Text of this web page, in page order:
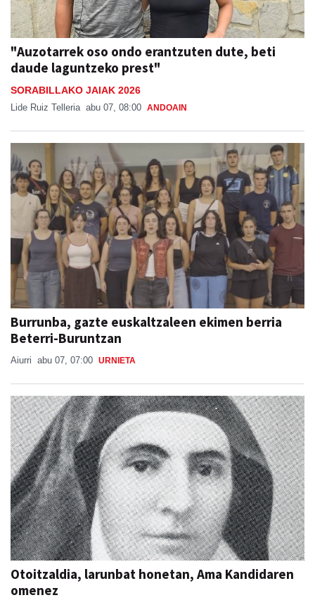
"Auzotarrek oso ondo erantzuten dute, beti
daude laguntzeko prest"
SORABILLAKO JAIAK 2026
Lide Ruiz Telleria abu 07, 08:00 ANDOAIN
Burrunba, gazte euskaltzaleen ekimen berria
Beterri-Buruntzan
Aiurri abu 07, 07:00 URNIETA
Otoitzaldia, larunbat honetan, Ama Kandidaren
omenez